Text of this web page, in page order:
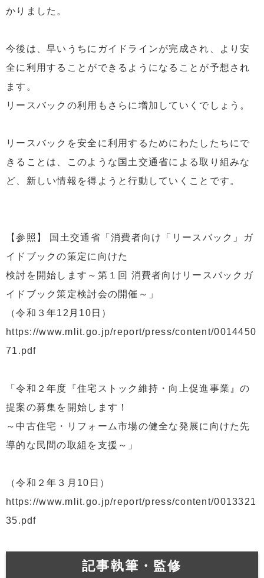
かりました。
今後は、早いうちにガイドラインが完成され、より安
全に利用することができるようになることが予想され
ます。
リースバックの利用もさらに増加していくでしょう。
リースバックを安全に利用するためにわたしたちにで
きることは、このような国土交通省による取り組みな
ど、新しい情報を得ようと行動していくことです。
【参照】 国土交通省「消費者向け「リースバック」ガ
イドブックの策定に向けた
検討を開始します～第１回 消費者向けリースバックガ
イドブック策定検討会の開催～」
（令和３年12月10日）
https://www.mlit.go.jp/report/press/content/0014450
71.pdf
「令和２年度『住宅ストック維持・向上促進事業』の
提案の募集を開始します！
～中古住宅・リフォーム市場の健全な発展に向けた先
導的な民間の取組を支援～」
（令和２年３月10日）
https://www.mlit.go.jp/report/press/content/0013321
35.pdf
記事執筆・監修